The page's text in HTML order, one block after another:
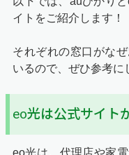
イトをご紹介します！
それぞれの窓口がな
いるので、ぜひ参考に
eo光は公式サイト
eo光は、代理店や家